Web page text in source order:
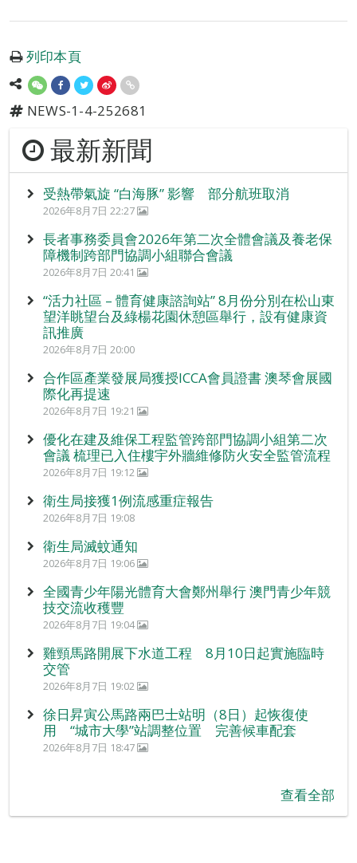
列印本頁
NEWS-1-4-252681
最新新聞
受熱帶氣旋 “白海豚” 影響 部分航班取消
2026年8月7日 22:27
長者事務委員會2026年第二次全體會議及養老保
障機制跨部門協調小組聯合會議
2026年8月7日 20:41
“活力社區 – 體育健康諮詢站” 8月份分別在松山東
望洋眺望台及綠楊花園休憩區舉行，設有健康資
訊推廣
2026年8月7日 20:00
合作區產業發展局獲授ICCA會員證書 澳琴會展國
際化再提速
2026年8月7日 19:21
優化在建及維保工程監管跨部門協調小組第二次
會議 梳理已入住樓宇外牆維修防火安全監管流程
2026年8月7日 19:12
衛生局接獲1例流感重症報告
2026年8月7日 19:08
衛生局滅蚊通知
2026年8月7日 19:06
全國青少年陽光體育大會鄭州舉行 澳門青少年競
技交流收穫豐
2026年8月7日 19:04
雞頸馬路開展下水道工程 8月10日起實施臨時
交管
2026年8月7日 19:02
徐日昇寅公馬路兩巴士站明（8日）起恢復使
用 “城市大學”站調整位置 完善候車配套
2026年8月7日 18:47
查看全部